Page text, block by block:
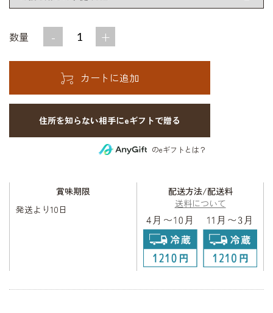
数量 - +
住所を知らない相手にeギフトで贈る
のeギフトとは？
賞味期限
発送より10日
配送方法/配送料
送料について